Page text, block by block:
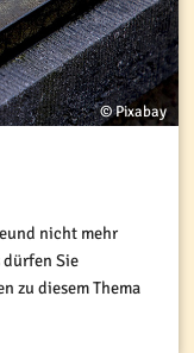
© Pixabay
nicht mehr
dürfen Sie
zu diesem Thema